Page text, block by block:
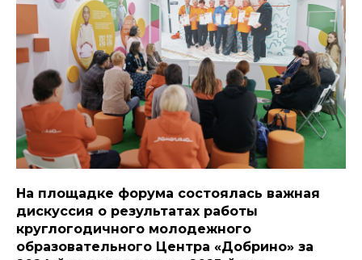
На площадке форума состоялась важная
дискуссия о результатах работы
круглогодичного молодежного
образовательного Центра «Добрино» за